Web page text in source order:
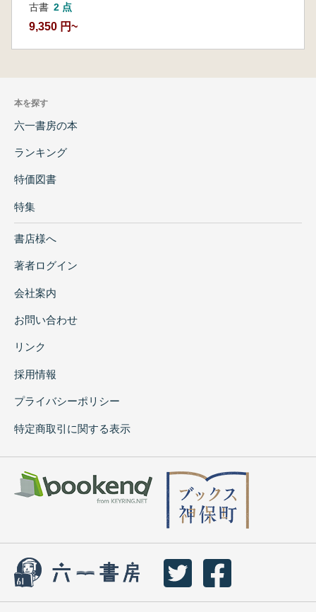
古書 2 点
9,350 円~
本を探す
六一書房の本
ランキング
特価図書
特集
書店様へ
著者ログイン
会社案内
お問い合わせ
リンク
採用情報
プライバシーポリシー
特定商取引に関する表示